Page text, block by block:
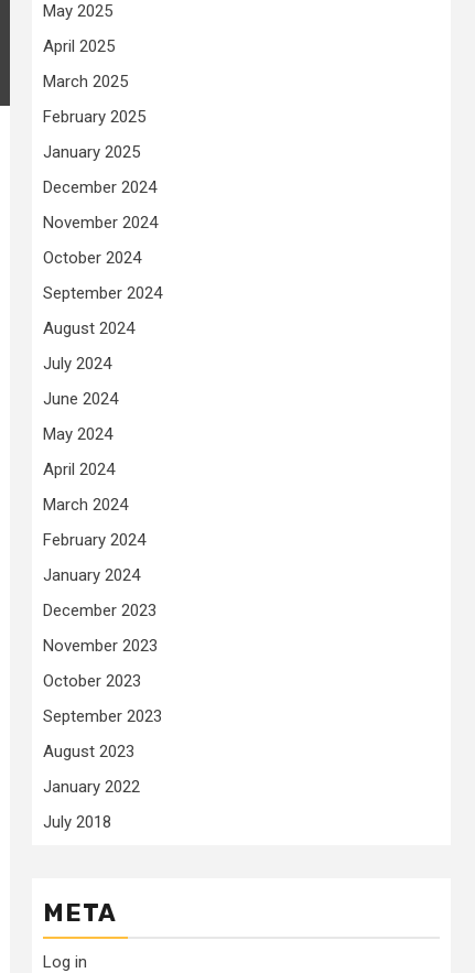
May 2025
April 2025
March 2025
February 2025
January 2025
December 2024
November 2024
October 2024
September 2024
August 2024
July 2024
June 2024
May 2024
April 2024
March 2024
February 2024
January 2024
December 2023
November 2023
October 2023
September 2023
August 2023
January 2022
July 2018
META
Log in